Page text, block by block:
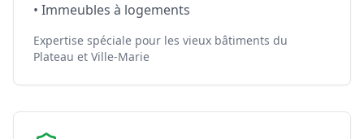
• Immeubles à logements
Expertise spéciale pour les vieux bâtiments du
Plateau et Ville-Marie